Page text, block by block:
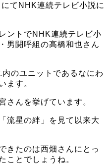
てNHK連続テレビ小説に
ントでNHK連続テレビ小
男闘呼組の高橋和也さん
のユニットであるなにわ
ます。
さんを挙げています。
流星の絆」を見て以来大
きたのは西畑さんにとっ
ことでしょうね。